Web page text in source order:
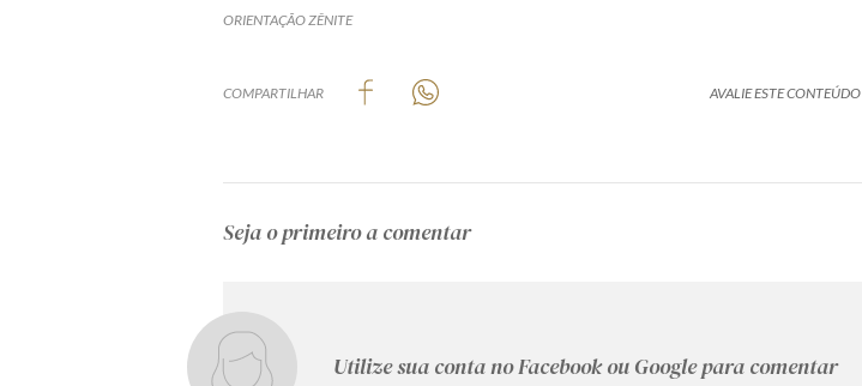
ORIENTAÇÃO ZÊNITE
COMPARTILHAR AVALIE ESTE CONTEÚDO
Seja o primeiro a comentar
Utilize sua conta no Facebook ou Google para comentar